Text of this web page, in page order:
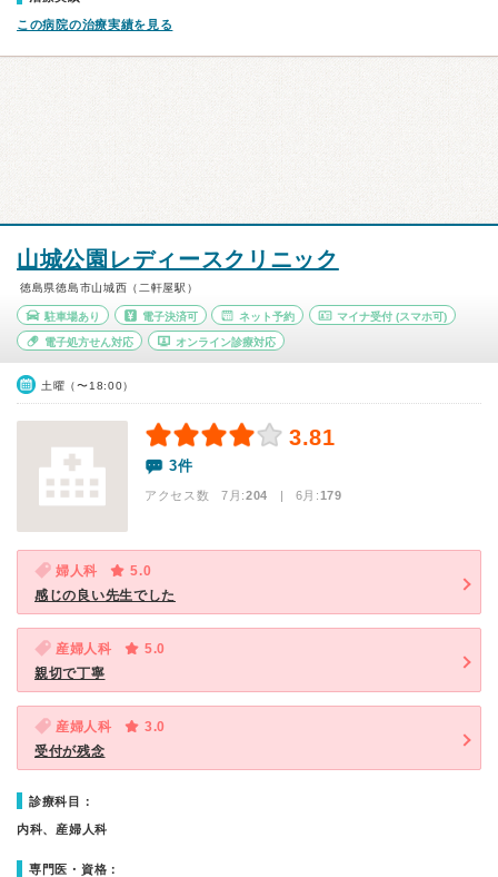
この病院の治療実績を見る
山城公園レディースクリニック
徳島県徳島市山城西（二軒屋駅）
駐車場あり 電子決済可 ネット予約 マイナ受付 (スマホ可)
電子処方せん対応 オンライン診療対応
土曜（〜18:00）
3.81
3件
アクセス数 7月:204 | 6月:179
婦人科
5.0
感じの良い先生でした
産婦人科
5.0
親切で丁寧
産婦人科
3.0
受付が残念
診療科目：
内科、産婦人科
専門医・資格：